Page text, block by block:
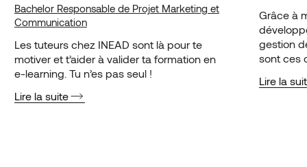
Bachelor Responsable de Projet Marketing et
Communication
Les tuteurs chez INEAD sont là pour te
motiver et t’aider à valider ta formation en
e-learning. Tu n’es pas seul !
Lire la suite
Grâce à
gestion
sont ces
Lire la